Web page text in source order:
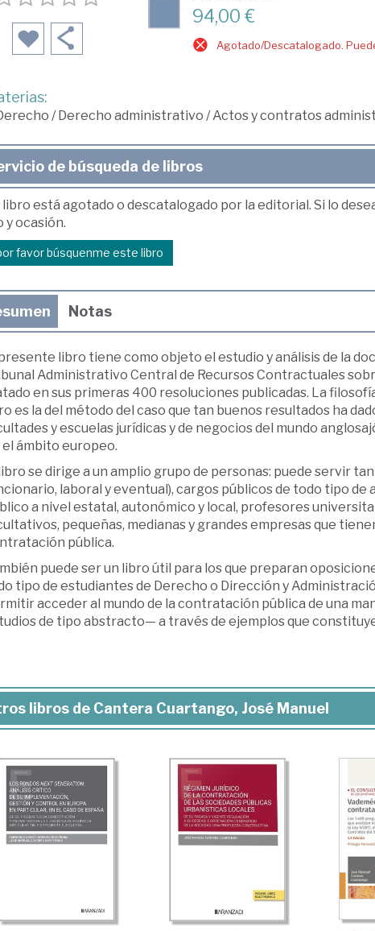
94,00 €
Agotado/Descatalogado.
/Derecho administrativo /Actos y contratos
de búsqueda de libros
libro está agotado o descatalogado por la editorial. Si lo
y ocasión.
favor búsquenme este libro
Notas
libro tiene como objeto el estudio y análisis de la
Administrativo Central de Recursos Contractuales
en sus primeras 400 resoluciones publicadas. La
es la del método del caso que tan buenos resultados ha
y escuelas jurídicas y de negocios del mundo
el ámbito europeo.
se dirige a un amplio grupo de personas: puede servir
laboral y eventual), cargos públicos de todo tipo
a nivel estatal, autonómico y local, profesores
pequeñas, medianas y grandes empresas que
pública.
puede ser un libro útil para los que preparan
tipo de estudiantes de Derecho o Dirección y
acceder al mundo de la contratación pública de una
de tipo abstracto— a través de ejemplos que
libros de Cantera Cuartango, José Manuel